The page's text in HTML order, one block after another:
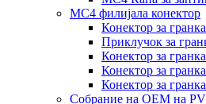
MC4 филијала конектор
Конектор за
Приклучок за
Конектор за
Конектор за
Конектор за
Собрание на ОЕМ на PV